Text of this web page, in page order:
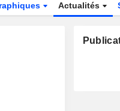
Actualités